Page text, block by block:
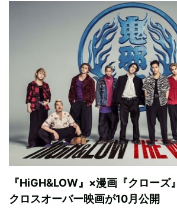
『HiGH&LOW』×漫画『クローズ
クロスオーバー映画が10月公開